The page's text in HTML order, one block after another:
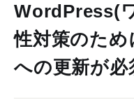
WordPress(
性対策のた
への更新が必